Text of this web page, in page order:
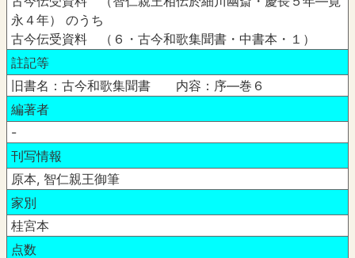
永４年） のうち
古今伝受資料 （６・古今和歌集聞書・中書本・１）
註記等
旧書名：古今和歌集聞書 内容：序―巻６
編著者
-
刊写情報
原本, 智仁親王御筆
家別
桂宮本
点数